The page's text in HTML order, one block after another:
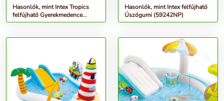
Hasonlók, mint Intex Tropics
felfújható Gyerekmedence
(57158NP)
Hasonlók, mint Intex felfújható
Úszógumi (59242NP)